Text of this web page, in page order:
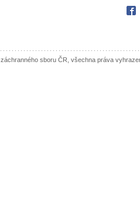
sboru ČR, všechna práva